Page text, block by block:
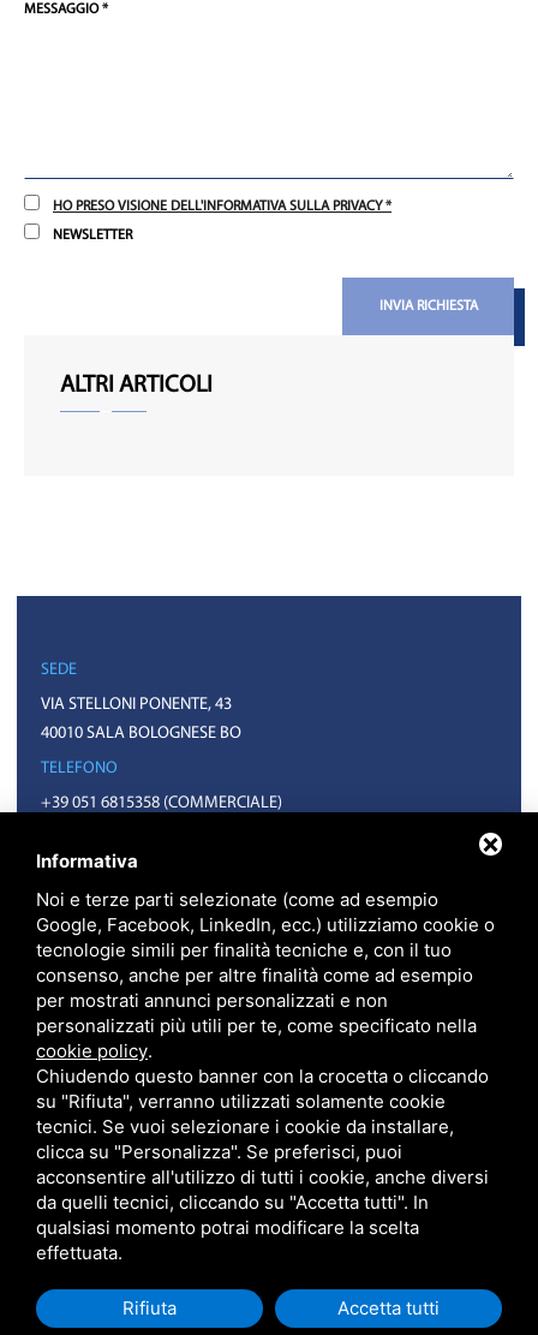
MESSAGGIO *
HO PRESO VISIONE DELL'INFORMATIVA SULLA PRIVACY *
NEWSLETTER
INVIA RICHIESTA
ALTRI ARTICOLI
SEDE
VIA STELLONI PONENTE, 43
40010 SALA BOLOGNESE BO
TELEFONO
+39 051 6815358 (COMMERCIALE)
EMAIL
INFO@FXT.IT
COMMERCIALE@FXT.IT
F.X.T. S.P.A. • CODICE FISCALE E PARTITA IVA 01918571207 • REA BO N.
399703 CAPITALE SOCIALE 1.570.400 EURO I.V.
PRIVACY
•SITEMAP • QUESTO SITO È PROTETTO DA GOOGLE RECAPTCHA
V3,
PRIVACY POLICY E TERMS OF SERVICE DI GOOGLE.
Informativa
Noi e terze parti selezionate (come ad esempio
Google, Facebook, LinkedIn, ecc.) utilizziamo cookie o
tecnologie simili per finalità tecniche e, con il tuo
consenso, anche per altre finalità come ad esempio
per mostrati annunci personalizzati e non
personalizzati più utili per te, come specificato nella
cookie policy.
Chiudendo questo banner con la crocetta o cliccando
su "Rifiuta", verranno utilizzati solamente cookie
tecnici. Se vuoi selezionare i cookie da installare,
clicca su "Personalizza". Se preferisci, puoi
acconsentire all'utilizzo di tutti i cookie, anche diversi
da quelli tecnici, cliccando su "Accetta tutti". In
qualsiasi momento potrai modificare la scelta
effettuata.
Rifiuta Accetta tutti